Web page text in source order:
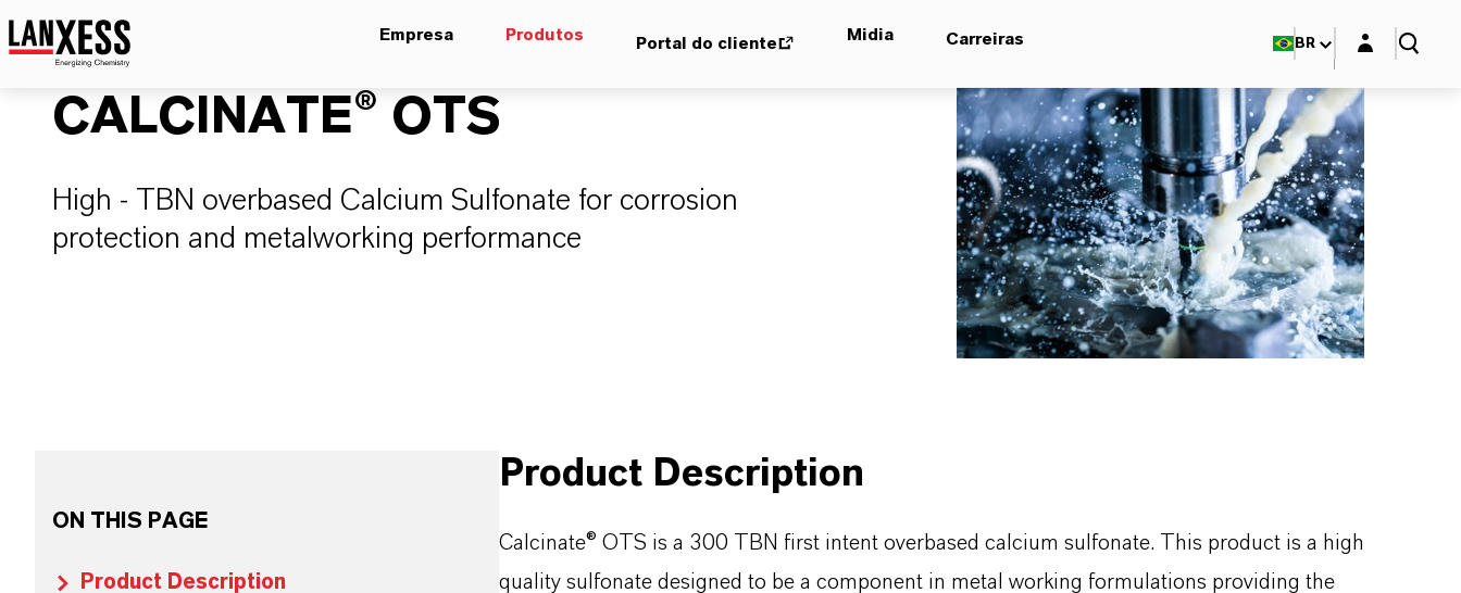
Empresa Produtos Portal do cliente Midia Carreiras BR Login layer
CALCINATE® OTS
High - TBN overbased Calcium Sulfonate for corrosion
protection and metalworking performance
ON THIS PAGE
Product Description
Product Description
Calcinate® OTS is a 300 TBN first intent overbased calcium sulfonate. This product is a high
quality sulfonate designed to be a component in metal working formulations providing the